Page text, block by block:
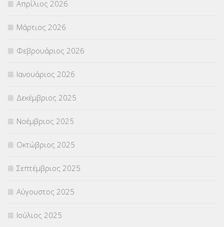
Απρίλιος 2026
Μάρτιος 2026
Φεβρουάριος 2026
Ιανουάριος 2026
Δεκέμβριος 2025
Νοέμβριος 2025
Οκτώβριος 2025
Σεπτέμβριος 2025
Αύγουστος 2025
Ιούλιος 2025